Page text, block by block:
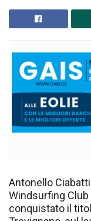
Antonello
Windsurfing Club
conquistato il